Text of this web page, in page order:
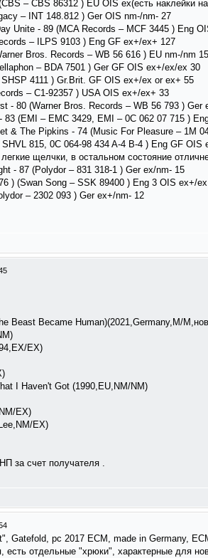
– CBS 86312 ) EU OIS ех(есть наклейки
– INT 148.812 ) Ger OIS nm-/nm- 27
Unite - 89 (MCA Records ‎– MCF 3445 ) Eng
‎– ILPS 9103 ) Eng GF ex+/ex+ 127
Bros. Records ‎– WB 56 616 ) EU nm-/nm 15
‎– BDA 7501 ) Ger GF OIS ex+/ex/ex 30
4111 ) Gr.Brit. GF OIS ex+/ex or ex+ 55
– C1-92357 ) USA OIS ex+/ex+ 33
- 80 (Warner Bros. Records ‎– WB 56 793 ) Ger
83 (EMI ‎– EMC 3429, EMI ‎– 0C 062 07 715 )
& The Pipkins - 74 (Music For Pleasure ‎– 1M
815, 0C 064-98 434 A-4 B-4 ) Eng GF
щелчки, в остальном состояние
- 87 (Polydor ‎– 831 318-1 ) Ger ex/nm- 15
) (Swan Song – SSK 89400 ) Eng 3 OIS ex+/
‎– 2302 093 ) Ger ex+/nm- 12
Beast Became Human)(2021,Germany,M/
EX)
I Haven't Got (1990,EU,NM/NM)
EX)
EX)
за счет получателя .
Gatefold, pc 2017 ECM, made in Germany,
есть отдельные "хрюки", характерные для